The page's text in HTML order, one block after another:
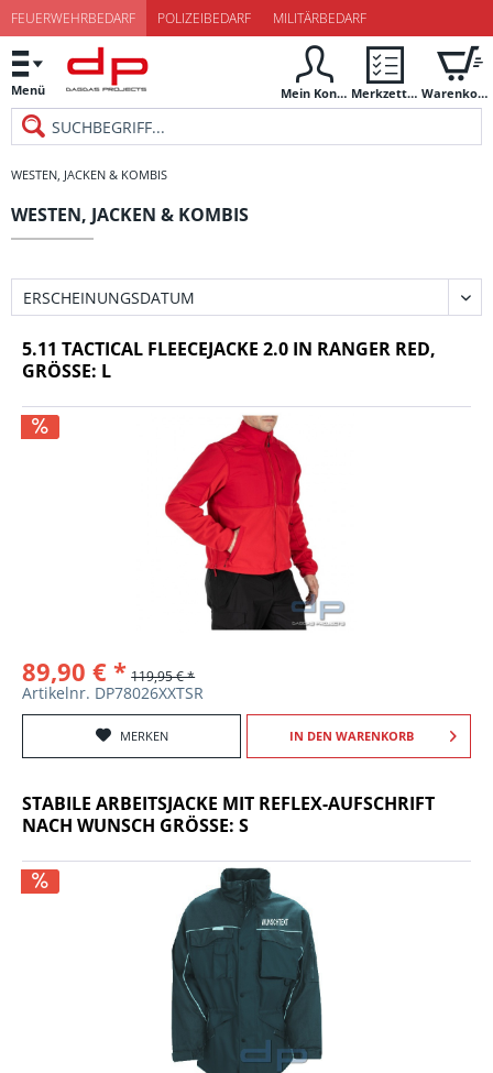
FEUERWEHRBEDARF POLIZEIBEDARF MILITÄRBEDARF
Menü Mein Konto Merkzettel Warenkorb
WESTEN, JACKEN & KOMBIS
WESTEN, JACKEN & KOMBIS
5.11 TACTICAL FLEECEJACKE 2.0 IN RANGER RED,
GRÖSSE: L
89,90 € * 119,95 € *
Artikelnr. DP78026XXTSR
MERKEN IN DEN WARENKORB
STABILE ARBEITSJACKE MIT REFLEX-AUFSCHRIFT
NACH WUNSCH GRÖSSE: S